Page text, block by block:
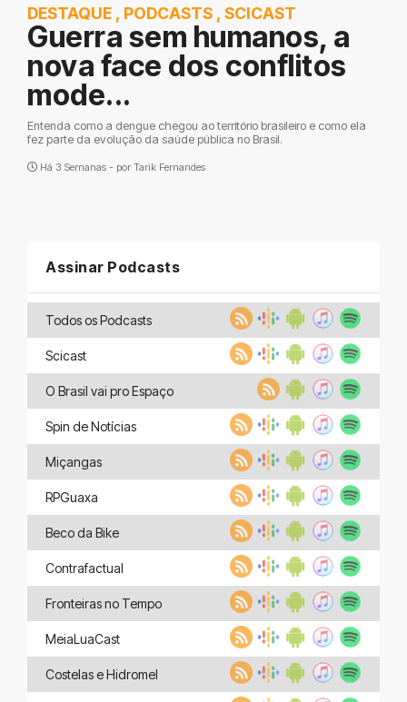
DESTAQUE , PODCASTS , SCICAST
Guerra sem humanos, a
nova face dos conflitos
mode...
Entenda como a dengue chegou ao território brasileiro e como ela
fez parte da evolução da saúde pública no Brasil.
Há 3 Semanas - por Tarik Fernandes
Assinar Podcasts
Todos os Podcasts
Scicast
O Brasil vai pro Espaço
Spin de Notícias
Miçangas
RPGuaxa
Beco da Bike
Contrafactual
Fronteiras no Tempo
MeiaLuaCast
Costelas e Hidromel